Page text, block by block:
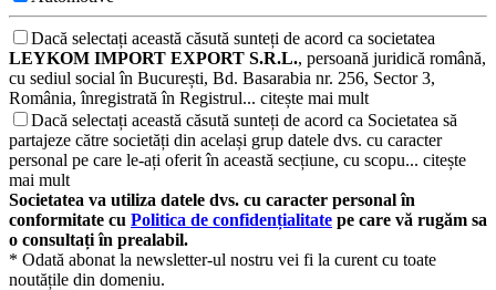
Dacă selectați această căsută sunteți de acord ca societatea
LEYKOM IMPORT EXPORT S.R.L., persoană juridică română,
cu sediul social în București, Bd. Basarabia nr. 256, Sector 3,
România, înregistrată în Registrul... citește mai mult
Dacă selectați această căsută sunteți de acord ca Societatea să
partajeze către societăți din același grup datele dvs. cu caracter
personal pe care le-ați oferit în această secțiune, cu scopu... citește
mai mult
Societatea va utiliza datele dvs. cu caracter personal în
conformitate cu Politica de confidențialitate pe care vă rugăm sa
o consultați în prealabil.
* Odată abonat la newsletter-ul nostru vei fi la curent cu toate
noutățile din domeniu.